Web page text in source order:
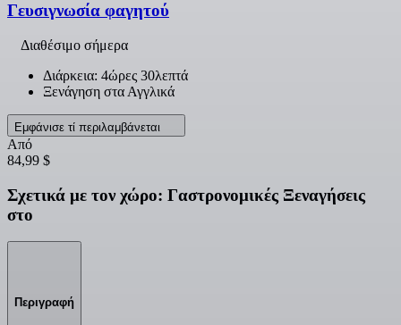
Γευσιγνωσία φαγητού
Διαθέσιμο σήμερα
Διάρκεια: 4ώρες 30λεπτά
Ξενάγηση στα Αγγλικά
Εμφάνισε τί περιλαμβάνεται
Από
84,99 $
Σχετικά με τον χώρο: Γαστρονομικές Ξεναγήσεις
στο
Περιγραφή